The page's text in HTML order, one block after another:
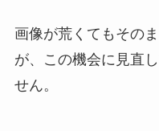
画像が荒くてもその
が、この機会に見直
せん。